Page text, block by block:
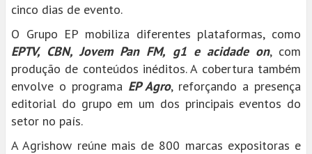
cinco dias de evento.
O Grupo EP mobiliza diferentes plataformas, como
EPTV, CBN, Jovem Pan FM, g1 e acidade on, com
produção de conteúdos inéditos. A cobertura também
envolve o programa EP Agro, reforçando a presença
editorial do grupo em um dos principais eventos do
setor no país.
A Agrishow reúne mais de 800 marcas expositoras e